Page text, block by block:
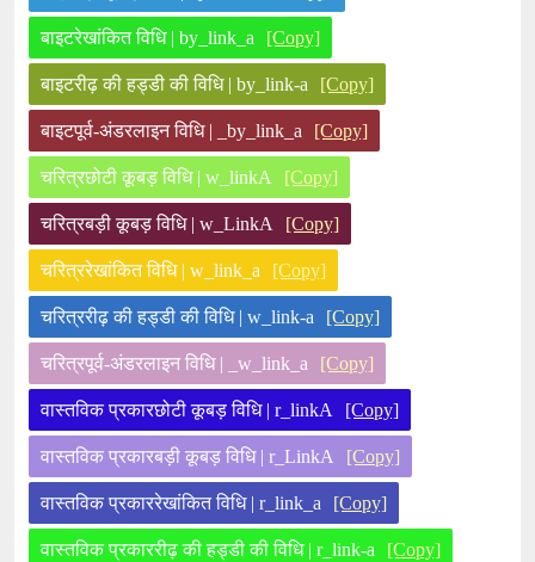
बाइटरेखांकित विधि | by_link_a [Copy]
बाइटरीढ़ की हड्डी की विधि | by_link-a [Copy]
बाइटपूर्व-अंडरलाइन विधि | _by_link_a [Copy]
चरित्रछोटी कूबड़ विधि | w_linkA [Copy]
चरित्रबड़ी कूबड़ विधि | w_LinkA [Copy]
चरित्ररेखांकित विधि | w_link_a [Copy]
चरित्ररीढ़ की हड्डी की विधि | w_link-a [Copy]
चरित्रपूर्व-अंडरलाइन विधि | _w_link_a [Copy]
वास्तविक प्रकारछोटी कूबड़ विधि | r_linkA [Copy]
वास्तविक प्रकारबड़ी कूबड़ विधि | r_LinkA [Copy]
वास्तविक प्रकाररेखांकित विधि | r_link_a [Copy]
वास्तविक प्रकाररीढ़ की हड्डी की विधि | r_link-a [Copy]